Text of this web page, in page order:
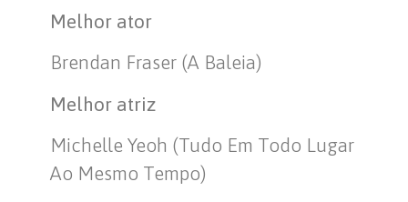
Melhor ator
Brendan Fraser (A Baleia)
Melhor atriz
Michelle Yeoh (Tudo Em Todo Lugar
Ao Mesmo Tempo)